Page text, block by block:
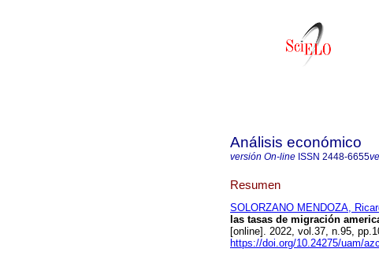
Análisis económico
versión On-line ISSN 2448-6655
Resumen
SOLORZANO MENDOZA,
las tasas de migración
[online]. 2022, vol.37, n.95,
https://doi.org/10.24275/uam/